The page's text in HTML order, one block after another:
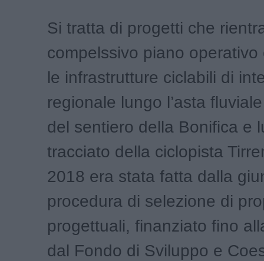
Si tratta di progetti che
compelssivo piano operativo
le infrastrutture ciclabili di
regionale lungo l’asta
del sentiero della Bonifica e
tracciato della ciclopista
2018 era stata fatta dalla
procedura di selezione di
progettuali, finanziato fino
dal Fondo di Sviluppo e